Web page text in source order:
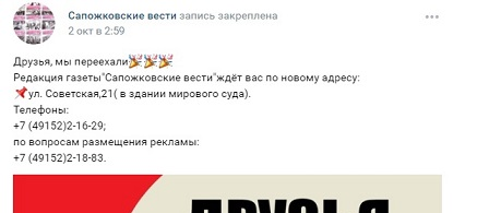
Перейти к основному содержанию